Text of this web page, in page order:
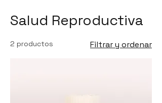
Salud Reproductiva
2 productos Filtrar y ordenar